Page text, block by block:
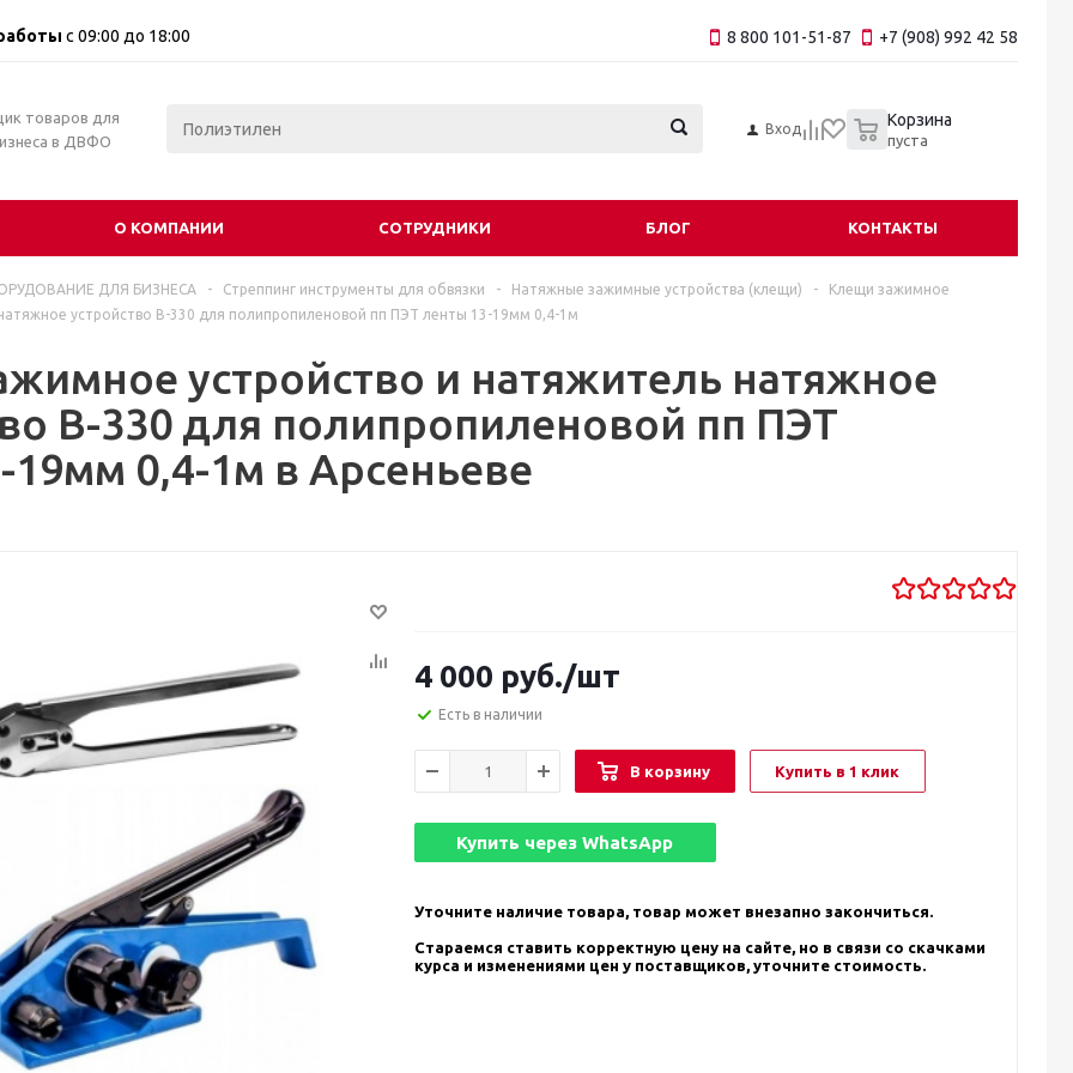
с 09:00 до 18:00 8 800 101-51-87 +7 (908) 992 42 58
товаров для
в ДВФО
Вход Корзина
пуста
О КОМПАНИИ СОТРУДНИКИ БЛОГ КОНТАКТЫ
ДЛЯ БИЗНЕСА - Стреппинг инструменты для обвязки - Натяжные зажимные устройства (клещи) -
Клещи зажимное
устройство B-330 для полипропиленовой пп ПЭТ ленты 13-19мм 0,4-1м
устройство и натяжитель натяжное
B-330 для полипропиленовой пп ПЭТ
19мм 0,4-1м в Арсеньеве
4 000 руб./шт
Есть в наличии
В корзину Купить в 1 клик
Купить черезWhatsApp
Уточните наличие товара, товар может внезапно закончиться.
Стараемся ставить корректную цену на сайте, но в связи со скачками
курса и изменениями цен у поставщиков, уточните стоимость.